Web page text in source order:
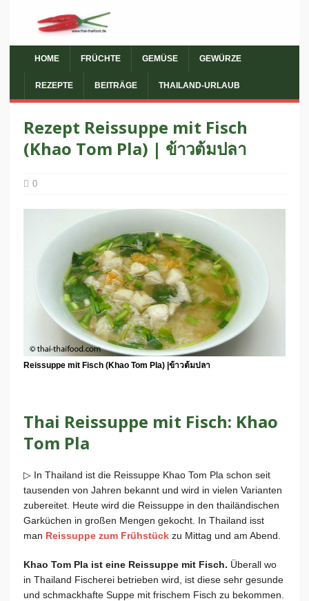
HOME FRÜCHTE GEMÜSE GEWÜRZE
REZEPTE BEITRÄGE THAILAND-URLAUB
Rezept Reissuppe mit Fisch
(Khao Tom Pla) | ข้าวต้มปลา
0
Reissuppe mit Fisch (Khao Tom Pla) |ข้าวต้มปลา
Thai Reissuppe mit Fisch: Khao
Tom Pla
▷ In Thailand ist die Reissuppe Khao Tom Pla schon seit
tausenden von Jahren bekannt und wird in vielen Varianten
zubereitet. Heute wird die Reissuppe in den thailändischen
Garküchen in großen Mengen gekocht. In Thailand isst
man Reissuppe zum Frühstück zu Mittag und am Abend.
Khao Tom Pla ist eine Reissuppe mit Fisch. Überall wo
in Thailand Fischerei betrieben wird, ist diese sehr gesunde
und schmackhafte Suppe mit frischem Fisch zu bekommen.